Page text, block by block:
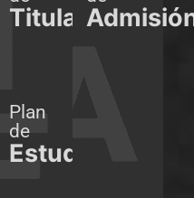
Titulación
Plan
de
Estudios